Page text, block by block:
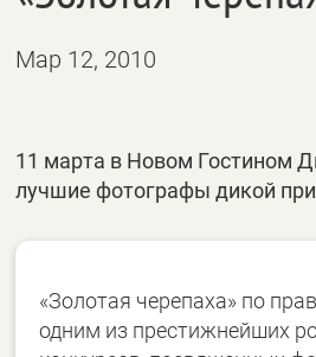
Мар 12, 2010
11 марта в Новом Гостином
лучшие фотографы дикой
«Золотая черепаха» по
одним из престижнейших